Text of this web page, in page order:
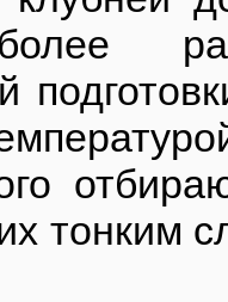
тонким